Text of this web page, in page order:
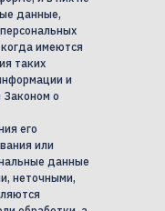
данные,
имеются
таких
и
Законом о
его
или
данные
неточными,